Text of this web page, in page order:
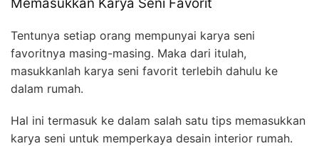
Tentunya setiap orang mempunyai karya seni
favoritnya masing-masing. Maka dari itulah,
masukkanlah karya seni favorit terlebih dahulu ke
dalam rumah.
Hal ini termasuk ke dalam salah satu tips memasukkan
karya seni untuk memperkaya desain interior rumah.